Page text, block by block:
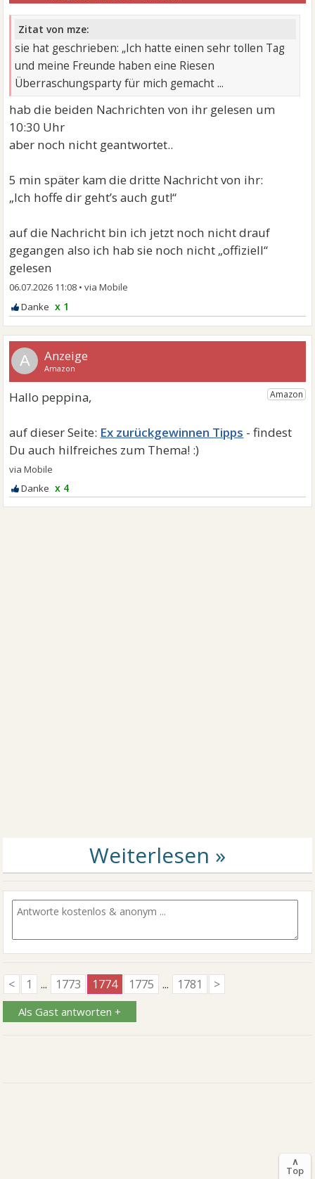
Zitat von mze:
sie hat geschrieben: „Ich hatte einen sehr tollen Tag
und meine Freunde haben eine Riesen
Überraschungsparty für mich gemacht ...
hab die beiden Nachrichten von ihr gelesen um
10:30 Uhr
aber noch nicht geantwortet..
5 min später kam die dritte Nachricht von ihr:
„Ich hoffe dir geht’s auch gut!“
auf die Nachricht bin ich jetzt noch nicht drauf
gegangen also ich hab sie noch nicht „offiziell“
gelesen
06.07.2026 11:08 •
x 1
A
Ex zurückgewinnen Tipps
x 4
< 1 ... 1773 1774 1775 ... 1781 >
Als Gast antworten +
∧
Top